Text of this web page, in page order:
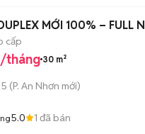
MỚI 100% – FULL
cấp
tháng 30 m²
(P. An Nhơn mới)
5.0 1 đã bán